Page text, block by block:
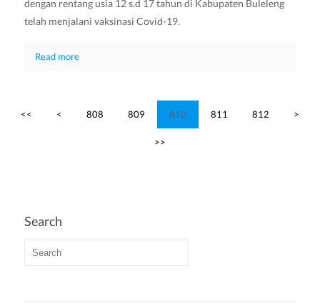
dengan rentang usia 12 s.d 17 tahun di Kabupaten Buleleng
telah menjalani vaksinasi Covid-19.
Read more
<< < 808 809 810 811 812 >
>>
Search